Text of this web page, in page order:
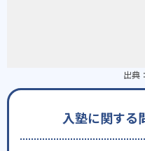
出典：
入塾に関する